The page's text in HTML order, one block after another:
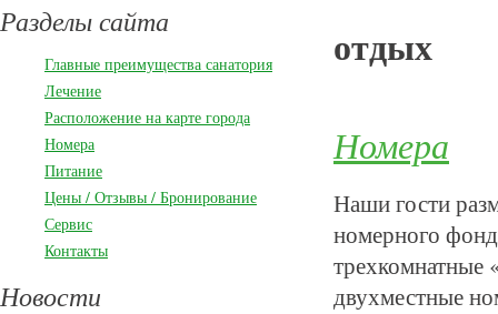
Разделы сайта
Главные преимущества санатория
Лечение
Расположение на карте города
Номера
Питание
Цены / Отзывы / Бронирование
Сервис
Контакты
Новости
отдых
Номера
Наши гости
номерного
трехкомнатные
двухместные